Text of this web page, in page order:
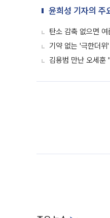
윤희성 기자의 주
탄소 감축 없으면
기약 없는 '극한더
김용범 만난 오세훈